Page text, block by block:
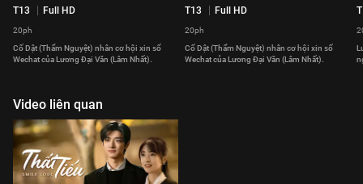
T13 Full HD
20ph
Cố Dật (Thẩm Nguyệt) nhân cơ hội xin số
Wechat của Lương Đại Văn (Lâm Nhất).
T13 Full HD
20ph
Cố Dật (Thẩm Nguyệt) nhân cơ hội xin số
Wechat của Lương Đại Văn (Lâm Nhất).
Video liên quan